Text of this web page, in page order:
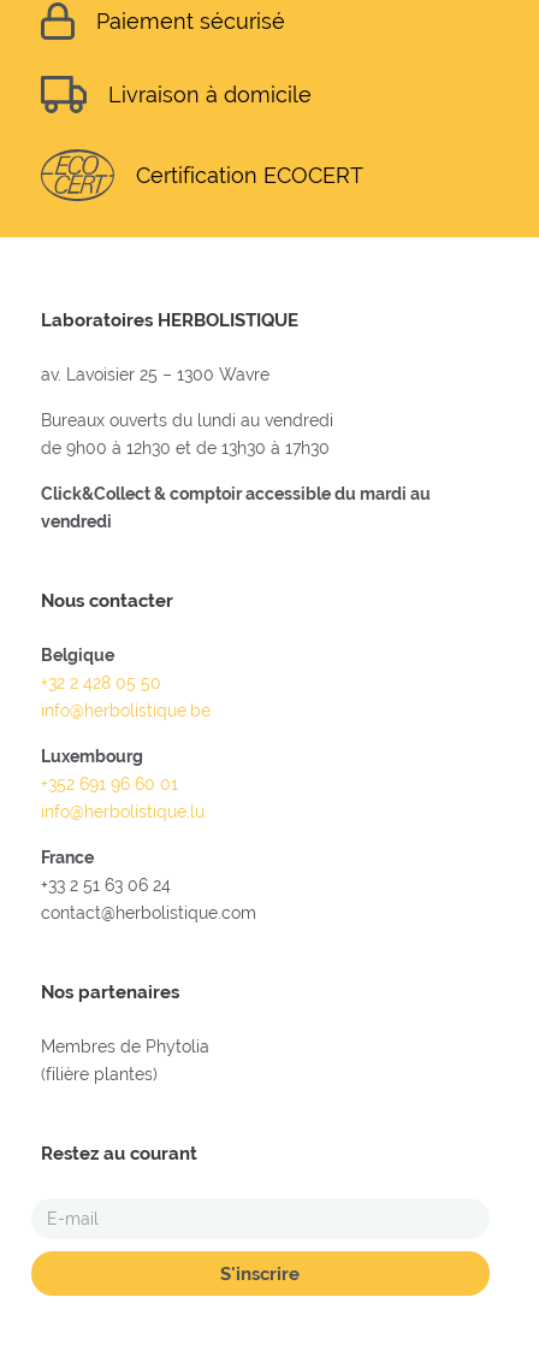
Paiement sécurisé
Livraison à domicile
Certification ECOCERT
Laboratoires HERBOLISTIQUE
av. Lavoisier 25 – 1300 Wavre
Bureaux ouverts du lundi au vendredi
de 9h00 à 12h30 et de 13h30 à 17h30
Click&Collect & comptoir accessible du mardi au
vendredi
Nous contacter
Belgique
+32 2 428 05 50
info@herbolistique.be
Luxembourg
+352 691 96 60 01
info@herbolistique.lu
France
+33 2 51 63 06 24
contact@herbolistique.com
Nos partenaires
Membres de Phytolia
(filière plantes)
Restez au courant
E-